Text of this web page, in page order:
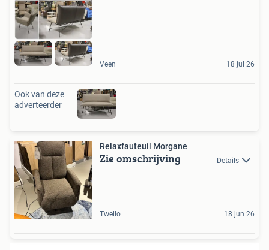
Veen 18 jul 26
Ook van deze
adverteerder
Relaxfauteuil Morgane
Zie omschrijving Details
Twello 18 jun 26